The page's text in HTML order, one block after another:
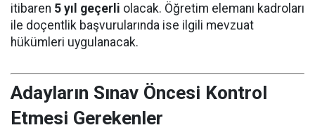
itibaren 5 yıl geçerli olacak. Öğretim elemanı kadroları
ile doçentlik başvurularında ise ilgili mevzuat
hükümleri uygulanacak.
Adayların Sınav Öncesi Kontrol
Etmesi Gerekenler